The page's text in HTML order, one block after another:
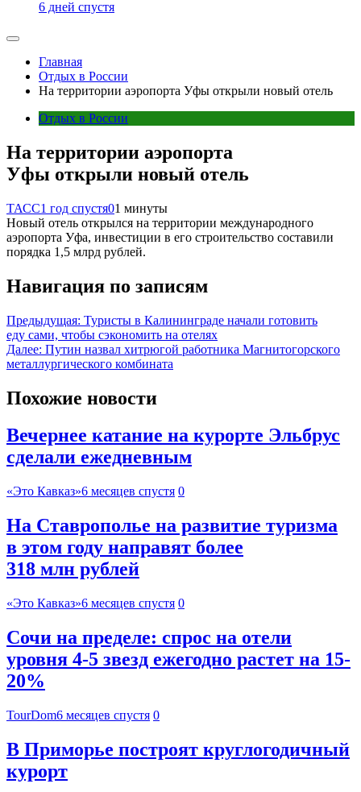
6 дней спустя
Главная
Отдых в России
На территории аэропорта Уфы открыли новый отель
Отдых в России
На территории аэропорта
Уфы открыли новый отель
ТАСС1 год спустя01 минуты
Новый отель открылся на территории международного
аэропорта Уфа, инвестиции в его строительство составили
порядка 1,5 млрд рублей.
Навигация по записям
Предыдущая: Туристы в Калининграде начали готовить
еду сами, чтобы сэкономить на отелях
Далее: Путин назвал хитрюгой работника Магнитогорского
металлургического комбината
Похожие новости
Вечернее катание на курорте Эльбрус
сделали ежедневным
«Это Кавказ»6 месяцев спустя 0
На Ставрополье на развитие туризма
в этом году направят более
318 млн рублей
«Это Кавказ»6 месяцев спустя 0
Сочи на пределе: спрос на отели
уровня 4-5 звезд ежегодно растет на 15-
20%
TourDom6 месяцев спустя 0
В Приморье построят круглогодичный
курорт